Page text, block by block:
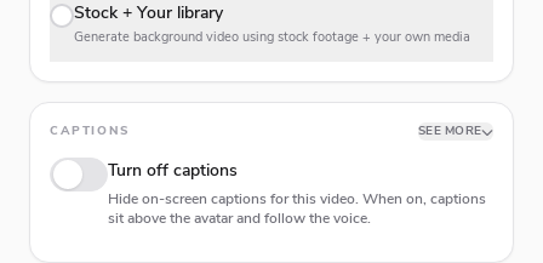
Stock + Your library
Generate background video using stock footage + your own media
CAPTIONS SEE MORE
Turn off captions
Hide on-screen captions for this video. When on, captions
sit above the avatar and follow the voice.